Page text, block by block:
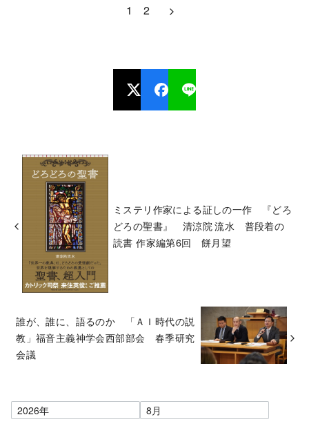
1
2
ミステリ作家による証しの一作 『どろ
どろの聖書』 清涼院 流水 普段着の
読書 作家編第6回 餅月望
誰が、誰に、語るのか 「ＡＩ時代の説
教」福音主義神学会西部部会 春季研究
会議